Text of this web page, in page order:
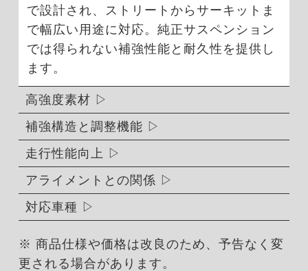
で設計され、ストリートからサーキットま
で幅広い用途に対応。純正サスペンション
では得られない補強性能と耐久性を提供し
ます。
高強度素材
補強構造と調整機能
走行性能向上
アライメントとの関係
対応車種
※ 商品仕様や価格は改良のため、予告なく変
更される場合があります。